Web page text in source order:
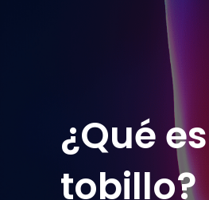
¿Qué
tobillo?